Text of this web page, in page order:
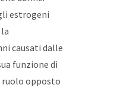
estrogeni
causati dalle
funzione di
ruolo opposto